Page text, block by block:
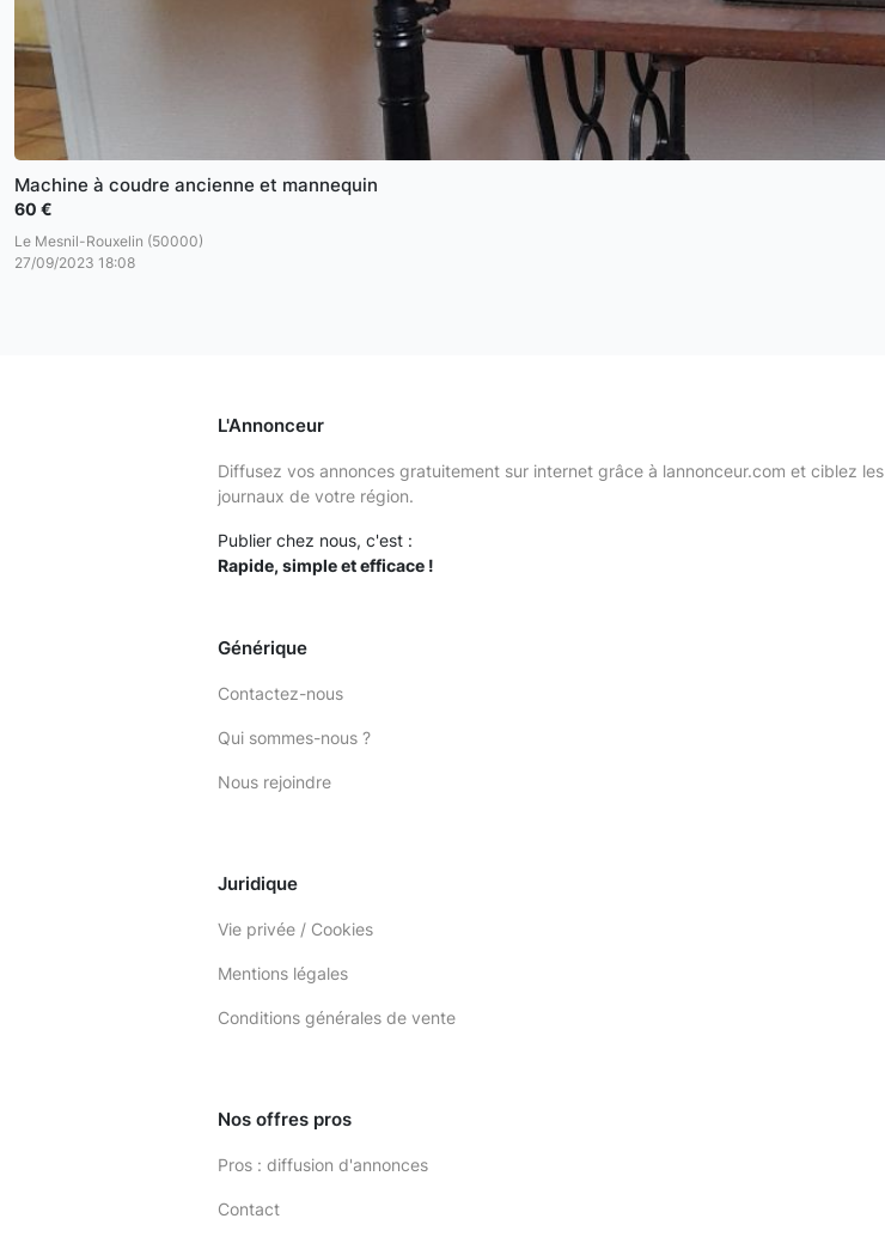
Machine à coudre ancienne et mannequin
60 €
Le Mesnil-Rouxelin (50000)
27/09/2023 18:08
L'Annonceur
Diffusez vos annonces gratuitement sur internet grâce à lannonceur.com et ciblez
journaux de votre région.
Publier chez nous, c'est :
Rapide, simple et efficace !
Générique
Contactez-nous
Qui sommes-nous ?
Nous rejoindre
Juridique
Vie privée / Cookies
Mentions légales
Conditions générales de vente
Nos offres pros
Pros : diffusion d'annonces
Contact